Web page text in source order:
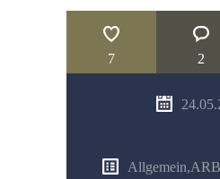
BÜCHER
COLOURS
7 2
Allgemein,